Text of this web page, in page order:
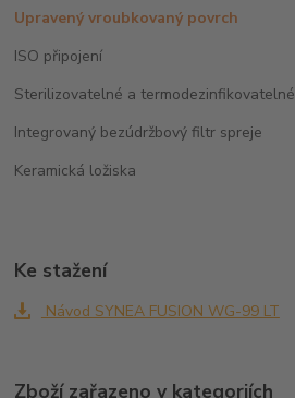
Upravený vroubkovaný povrch
ISO připojení
Sterilizovatelné a termodezinfikovatelné
Integrovaný bezúdržbový filtr spreje
Keramická ložiska
Ke stažení
Návod SYNEA FUSION WG-99 LT
Zboží zařazeno v kategoriích